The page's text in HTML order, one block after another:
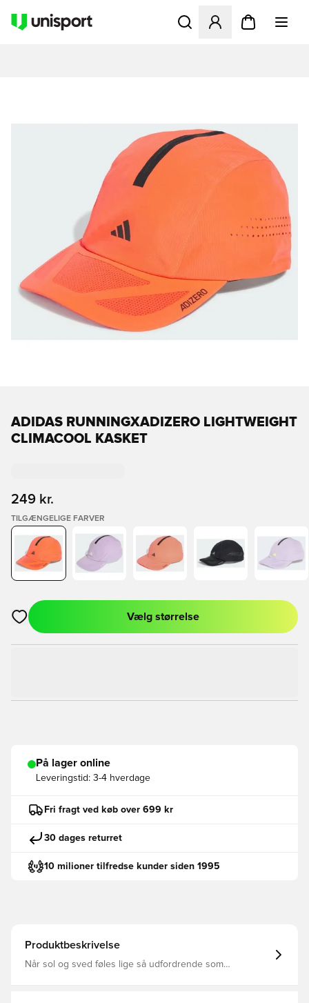
Åbner en Modal til at
ADIDAS RUNNINGXADIZERO LIGHTWEIGHT
CLIMACOOL KASKET
249 kr.
TILGÆNGELIGE FARVER
Åbner en Modal til at logge ind eller tilmelde dig som medlem
Vælg størrelse
På lager online
Leveringstid: 3-4 hverdage
Fri fragt ved køb over 699 kr
30 dages returret
10 milioner tilfredse kunder siden 1995
Produktbeskrivelse
Når sol og sved føles lige så udfordrende som